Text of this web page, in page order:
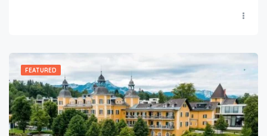
FEATURED